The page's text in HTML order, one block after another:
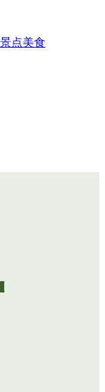
点美食